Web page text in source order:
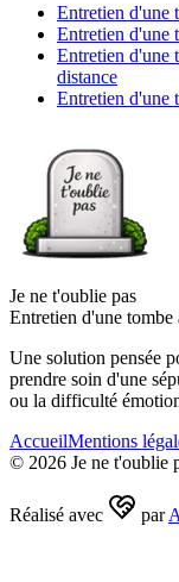
Entretien d'une
Entretien d'une
Entretien d'une
distance
Entretien d'une
Je ne t'oublie pas
Entretien d'une tombe
Une solution pensée
prendre soin d'une
ou la difficulté
AccueilMentions
© 2026 Je ne t'oublie
Réalisé avec par